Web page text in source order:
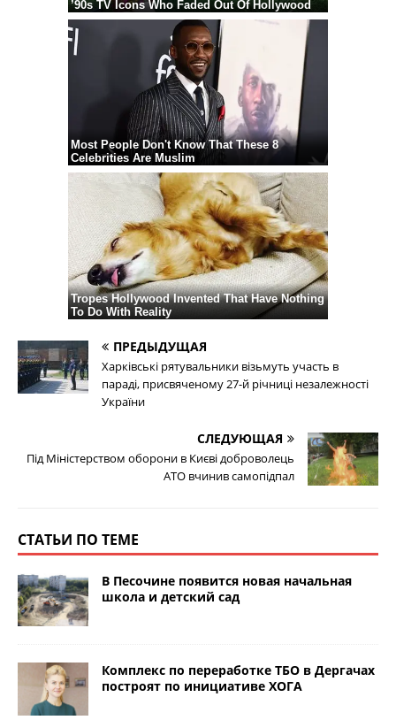
ПРЕДЫДУЩАЯ
Харківські рятувальники візьмуть участь в
параді, присвяченому 27-й річниці незалежності
України
СЛЕДУЮЩАЯ
Під Міністерством оборони в Києві доброволець
АТО вчинив самопідпал
СТАТЬИ ПО ТЕМЕ
В Песочине появится новая начальная
школа и детский сад
Комплекс по переработке ТБО в Дергачах
построят по инициативе ХОГА